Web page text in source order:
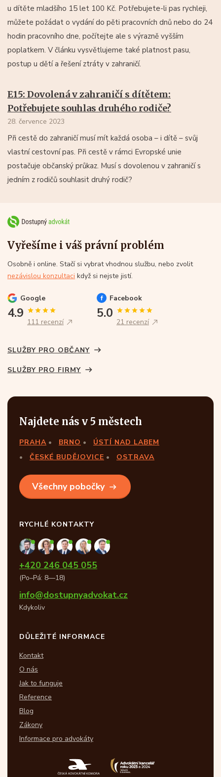
u dítěte mladšího 15 let 100 Kč. Potřebujete-li pas rychleji,
můžete požádat o vydání do pěti pracovních dnů nebo do 24
hodin pracovního dne, počítejte ale s výrazně vyšším
poplatkem. V článku vysvětlujeme také platnost pasu,
postup u dětí a řešení ztráty v zahraničí.
E15: Dovolená v zahraničí s dítětem:
Potřebujete souhlas druhého rodiče?
28. července 2023
Při cestě do zahraničí musí mít každá osoba – i dítě – svůj
vlastní cestovní pas. Při cestě v rámci Evropské unie
postačuje občanský průkaz. Musí s dovolenou v zahraničí s
jedním z rodičů souhlasit druhý rodič?
Vyřešíme i váš právní problém
Osobně i online. Stačí si vybrat vhodnou službu, nebo zvolit
nezávislou konzultaci když si nejste jistí.
Google
4.9
111 recenzí
Facebook
5.0
21 recenzí
SLUŽBY PRO OBČANY
SLUŽBY PRO FIRMY
Najdete nás v 5 městech
PRAHA BRNO
ÚSTÍ NAD LABEM
ČESKÉ BUDĚJOVICE
OSTRAVA
Všechny pobočky
RYCHLÉ KONTAKTY
+420 246 045 055
(Po–Pá: 8—18)
info@dostupnyadvokat.cz
Kdykoliv
DŮLEŽITÉ INFORMACE
Kontakt
O nás
Jak to funguje
Reference
Blog
Zákony
Informace pro advokáty